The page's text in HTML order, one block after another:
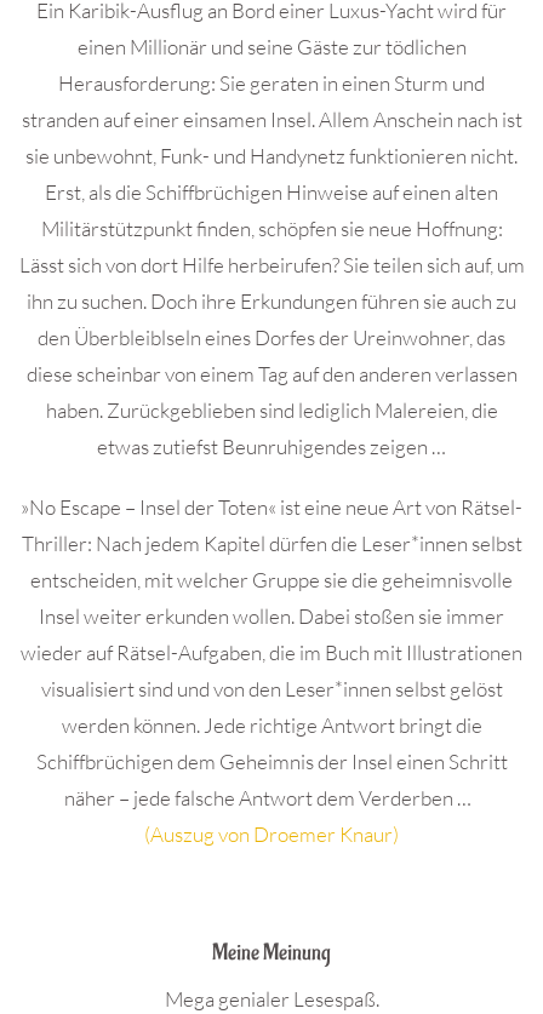
Ein Karibik-Ausflug an Bord einer Luxus-Yacht wird für
einen Millionär und seine Gäste zur tödlichen
Herausforderung: Sie geraten in einen Sturm und
stranden auf einer einsamen Insel. Allem Anschein nach ist
sie unbewohnt, Funk- und Handynetz funktionieren nicht.
Erst, als die Schiffbrüchigen Hinweise auf einen alten
Militärstützpunkt finden, schöpfen sie neue Hoffnung:
Lässt sich von dort Hilfe herbeirufen? Sie teilen sich auf, um
ihn zu suchen. Doch ihre Erkundungen führen sie auch zu
den Überbleiblseln eines Dorfes der Ureinwohner, das
diese scheinbar von einem Tag auf den anderen verlassen
haben. Zurückgeblieben sind lediglich Malereien, die
etwas zutiefst Beunruhigendes zeigen …
»No Escape – Insel der Toten« ist eine neue Art von Rätsel-
Thriller: Nach jedem Kapitel dürfen die Leser*innen selbst
entscheiden, mit welcher Gruppe sie die geheimnisvolle
Insel weiter erkunden wollen. Dabei stoßen sie immer
wieder auf Rätsel-Aufgaben, die im Buch mit Illustrationen
visualisiert sind und von den Leser*innen selbst gelöst
werden können. Jede richtige Antwort bringt die
Schiffbrüchigen dem Geheimnis der Insel einen Schritt
näher – jede falsche Antwort dem Verderben …
(Auszug von Droemer Knaur)
Meine Meinung
Mega genialer Lesespaß.